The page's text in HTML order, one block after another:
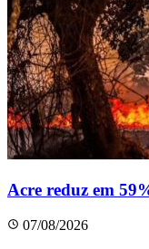
Acre reduz em
07/08/2026